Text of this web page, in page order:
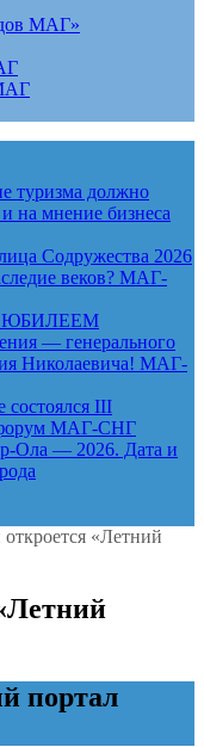
МАГ»
туризма должно
на мнение бизнеса
Содружества 2026
веков? МАГ-
ЮБИЛЕЕМ
— генерального
Николаевича! МАГ-
состоялся III
МАГ-СНГ
Ола — 2026. Дата и
«Летний
портал